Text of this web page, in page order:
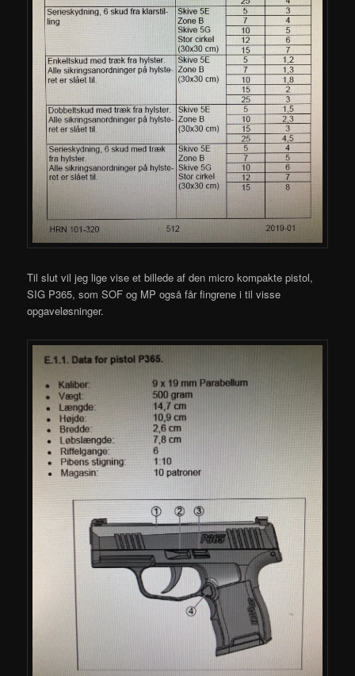
Til slut vil jeg lige vise et billede af den micro kompakte pistol,
SIG P365, som SOF og MP også får fingrene i til visse
opgaveløsninger.